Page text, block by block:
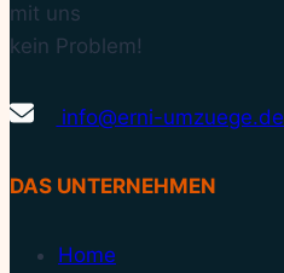
mit uns
kein Problem!
info@erni-umzuege.de
DAS UNTERNEHMEN
Home